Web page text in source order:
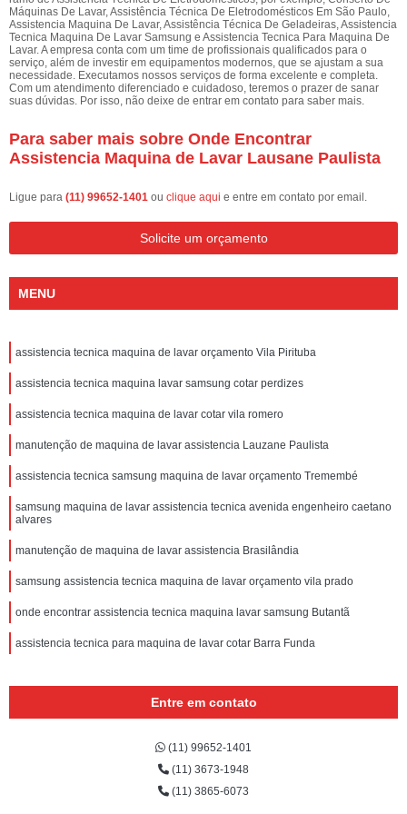
Máquinas De Lavar, Assistência Técnica De Eletrodomésticos Em São Paulo,
Assistencia Maquina De Lavar, Assistência Técnica De Geladeiras, Assistencia
Tecnica Maquina De Lavar Samsung e Assistencia Tecnica Para Maquina De
Lavar. A empresa conta com um time de profissionais qualificados para o
serviço, além de investir em equipamentos modernos, que se ajustam a sua
necessidade. Executamos nossos serviços de forma excelente e completa.
Com um atendimento diferenciado e cuidadoso, teremos o prazer de sanar
suas dúvidas. Por isso, não deixe de entrar em contato para saber mais.
Para saber mais sobre Onde Encontrar
Assistencia Maquina de Lavar Lausane Paulista
Ligue para (11) 99652-1401 ou clique aqui e entre em contato por email.
Solicite um orçamento
MENU
assistencia tecnica maquina de lavar orçamento Vila Pirituba
assistencia tecnica maquina lavar samsung cotar perdizes
assistencia tecnica maquina de lavar cotar vila romero
manutenção de maquina de lavar assistencia Lauzane Paulista
assistencia tecnica samsung maquina de lavar orçamento Tremembé
samsung maquina de lavar assistencia tecnica avenida engenheiro caetano
alvares
manutenção de maquina de lavar assistencia Brasilândia
samsung assistencia tecnica maquina de lavar orçamento vila prado
onde encontrar assistencia tecnica maquina lavar samsung Butantã
assistencia tecnica para maquina de lavar cotar Barra Funda
Entre em contato
(11) 99652-1401
(11) 3673-1948
(11) 3865-6073